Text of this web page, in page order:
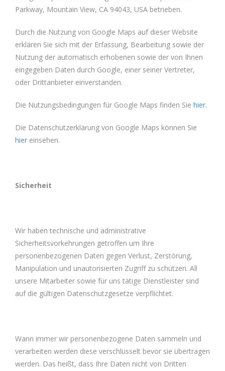
Parkway, Mountain View, CA 94043, USA betrieben.
Durch die Nutzung von Google Maps auf dieser Website
erklären Sie sich mit der Erfassung, Bearbeitung sowie der
Nutzung der automatisch erhobenen sowie der von Ihnen
eingegeben Daten durch Google, einer seiner Vertreter,
oder Drittanbieter einverstanden.
Die Nutzungsbedingungen für Google Maps finden Sie hier.
Die Datenschutzerklärung von Google Maps können Sie
hier einsehen.
Sicherheit
Wir haben technische und administrative
Sicherheitsvorkehrungen getroffen um Ihre
personenbezogenen Daten gegen Verlust, Zerstörung,
Manipulation und unautorisierten Zugriff zu schützen. All
unsere Mitarbeiter sowie für uns tätige Dienstleister sind
auf die gültigen Datenschutzgesetze verpflichtet.
Wann immer wir personenbezogene Daten sammeln und
verarbeiten werden diese verschlüsselt bevor sie übertragen
werden. Das heißt, dass Ihre Daten nicht von Dritten